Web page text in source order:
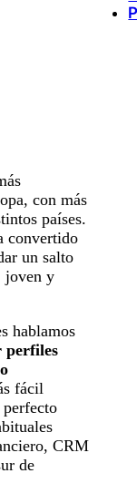
con más
países.
convertido
un salto
joven y
hablamos
perfiles
fácil
perfecto
CRM
de